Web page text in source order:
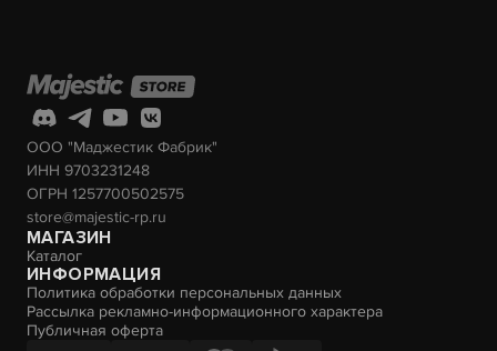
ООО "Маджестик Фабрик"
ИНН 9703231248
ОГРН 1257700502575
store@majestic-rp.ru
МАГАЗИН
Каталог
ИНФОРМАЦИЯ
Политика обработки персональных данных
Рассылка рекламно-информационного характера
Публичная оферта